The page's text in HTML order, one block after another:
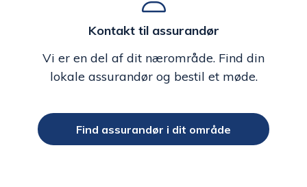
Kontakt til assurandør
Vi er en del af dit nærområde. Find din
lokale assurandør og bestil et møde.
Find assurandør i dit område